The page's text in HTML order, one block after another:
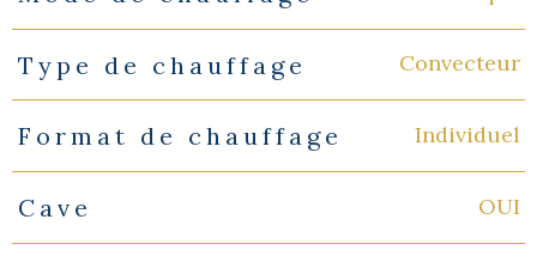
Type de chauffage Convecteur
Format de chauffage Individuel
Cave OUI